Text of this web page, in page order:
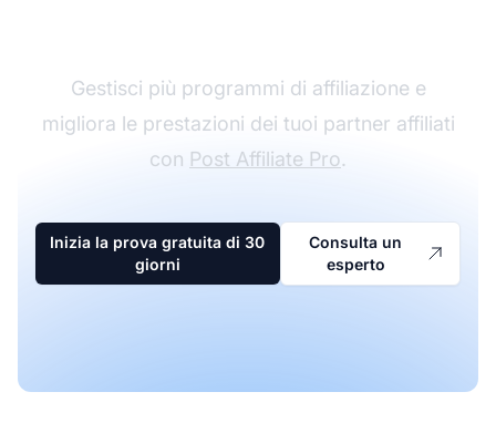
Gestisci più programmi di affiliazione e
migliora le prestazioni dei tuoi partner affiliati
con Post Affiliate Pro.
Inizia la prova gratuita di 30
giorni
Consulta un
esperto